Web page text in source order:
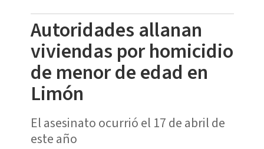
Autoridades allanan
viviendas por homicidio
de menor de edad en
Limón
El asesinato ocurrió el 17 de abril de
este año